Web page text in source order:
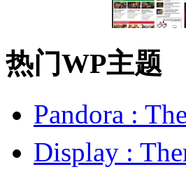
热门WP主题
Pandora :
Display :